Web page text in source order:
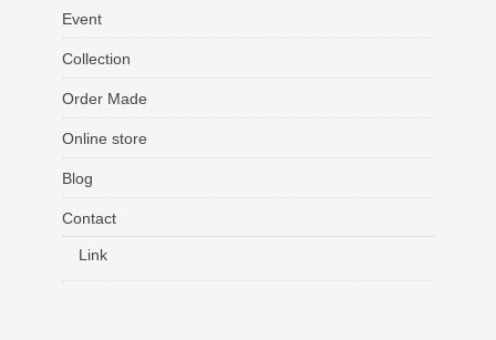
Event
Collection
Order Made
Online store
Blog
Contact
Link